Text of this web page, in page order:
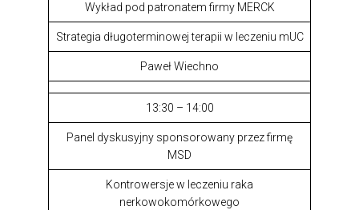
Wykład pod patronatem firmy MERCK
Strategia długoterminowej terapii w leczeniu mUC
Paweł Wiechno
13:30 – 14:00
Panel dyskusyjny sponsorowany przez firmę
MSD
Kontrowersje w leczeniu raka
nerkowokomórkowego